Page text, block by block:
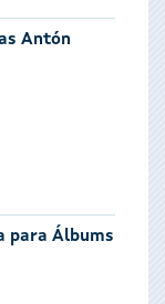
Antón
para Álbums